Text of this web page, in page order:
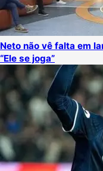
Neto não vê falta em
“Ele se joga”